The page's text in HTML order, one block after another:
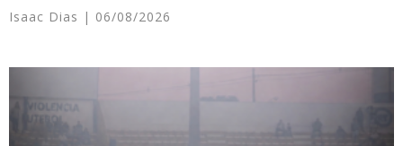
Isaac Dias 06/08/2026